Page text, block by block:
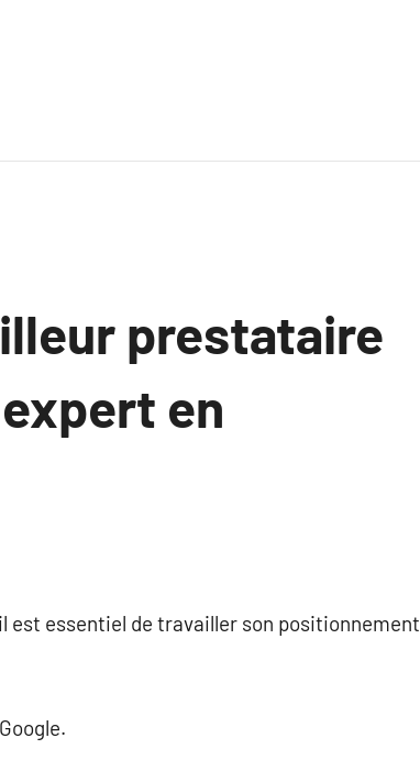
prestataire
en
est essentiel de travailler son positionnement